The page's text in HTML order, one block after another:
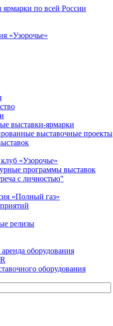
по всей России
выставки-ярмарки
выставочные проекты
«Узорочье»
программы выставок
с личностью"
«Полный газ»
релизы
оборудования
оборудования